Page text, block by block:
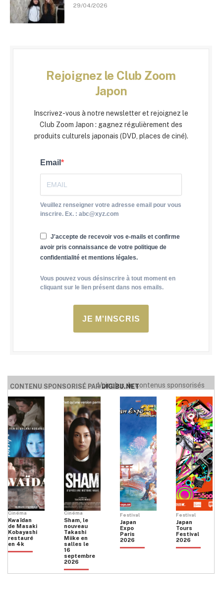
29/04/2026
Rejoignez le Club Zoom
Japon
Inscrivez-vous à notre newsletter et rejoignez le
Club Zoom Japon : gagnez régulièrement des
produits culturels japonais (DVD, places de ciné).
Email
Veuillez renseigner votre adresse email pour vous
inscrire. Ex. : abc@xyz.com
J'accepte de recevoir vos e-mails et confirme
avoir pris connaissance de votre politique de
confidentialité et mentions légales.
Vous pouvez vous désinscrire à tout moment en
cliquant sur le lien présent dans nos emails.
JE M'INSCRIS
CONTENU SPONSORISÉ PARDIGIBU.NET
Voir plus de contenus sponsorisés
Cinéma
Kwaïdan
de Masaki
Kobayashi
restauré
en 4k
Cinéma
Sham, le
nouveau
Takashi
Miike en
salles le
16
septembre
2026
Festival
Japan
Expo
Paris
2026
Festival
Japan
Tours
Festival
2026